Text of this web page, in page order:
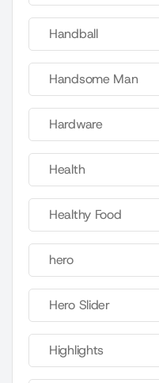
Handball
Handsome Man
Hardware
Health
Healthy Food
hero
Hero Slider
Highlights